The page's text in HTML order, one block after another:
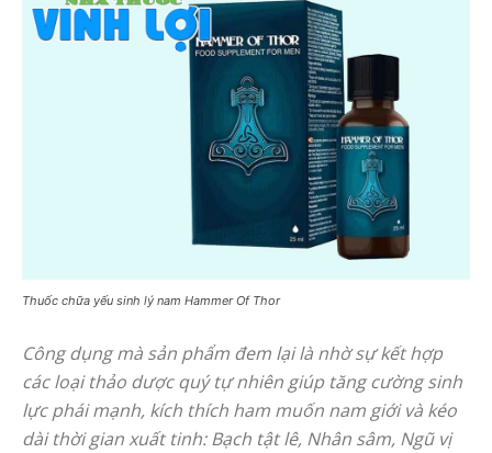
Thuốc chữa yếu sinh lý nam Hammer Of Thor
Công dụng mà sản phẩm đem lại là nhờ sự kết hợp
các loại thảo dược quý tự nhiên giúp tăng cường sinh
lực phái mạnh, kích thích ham muốn nam giới và kéo
dài thời gian xuất tinh: Bạch tật lê, Nhân sâm, Ngũ vị